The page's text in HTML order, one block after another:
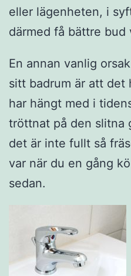
eller lägenheten, i
därmed få bättre bud
En annan vanlig
sitt badrum är att
har hängt med i
tröttnat på den slitna
det är inte fullt så
var när du en gång
sedan.